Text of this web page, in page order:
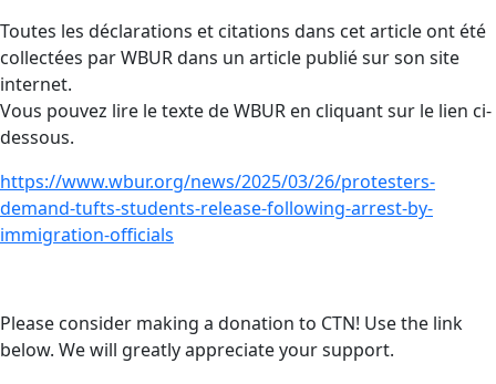
Toutes les déclarations et citations dans cet article ont été
collectées par WBUR dans un article publié sur son site
internet.
Vous pouvez lire le texte de WBUR en cliquant sur le lien ci-
dessous.
https://www.wbur.org/news/2025/03/26/protesters-
demand-tufts-students-release-following-arrest-by-
immigration-officials
Please consider making a donation to CTN! Use the link
below. We will greatly appreciate your support.